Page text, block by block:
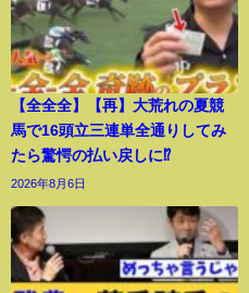
【全全全】【再】大荒れの夏競
馬で16頭立三連単全通りしてみ
たら驚愕の払い戻しに⁉︎
2026年8月6日